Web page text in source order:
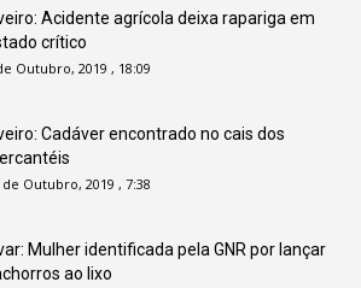
Acidente agrícola deixa rapariga em
crítico
Outubro, 2019 , 18:09
Cadáver encontrado no cais dos
de Outubro, 2019 , 7:38
Mulher identificada pela GNR por lançar
ao lixo